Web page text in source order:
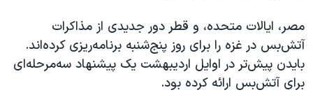
مصر، ایالات متحده، و قطر دور جدیدی از مذاکرات
آتش‌بس در غزه را برای روز پنج‌شنبه برنامه‌ریزی کرده‌اند.
بایدن پیش‌تر در اوایل اردیبهشت یک پیشنهاد سه‌مرحله‌ای
برای آتش‌بس ارائه کرده بود.